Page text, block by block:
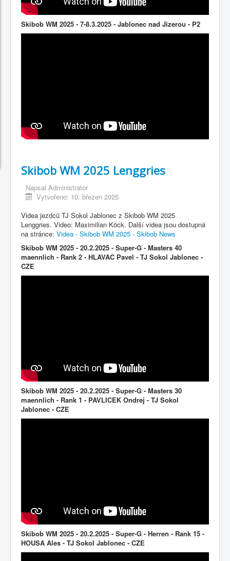
Skibob WM 2025 - 7-8.3.2025 - Jablonec nad Jizerou - P2
Skibob WM 2025 Lenggries
Napsal Administrator
Vytvořeno: 10. březen 2025
Videa jezdců TJ Sokol Jablonec z Skibob WM 2025
Lenggries. Video: Maximilian Köck. Další videa jsou dostupná
na stránce: Videa - Skibob WM 2025 - Skibob News
Skibob WM 2025 - 20.2.2025 - Super-G - Masters 40
maennlich - Rank 2 - HLAVAC Pavel - TJ Sokol Jablonec -
CZE
Skibob WM 2025 - 20.2.2025 - Super-G - Masters 30
maennlich - Rank 1 - PAVLICEK Ondrej - TJ Sokol
Jablonec - CZE
Skibob WM 2025 - 20.2.2025 - Super-G - Herren - Rank 15 -
HOUSA Ales - TJ Sokol Jablonec - CZE